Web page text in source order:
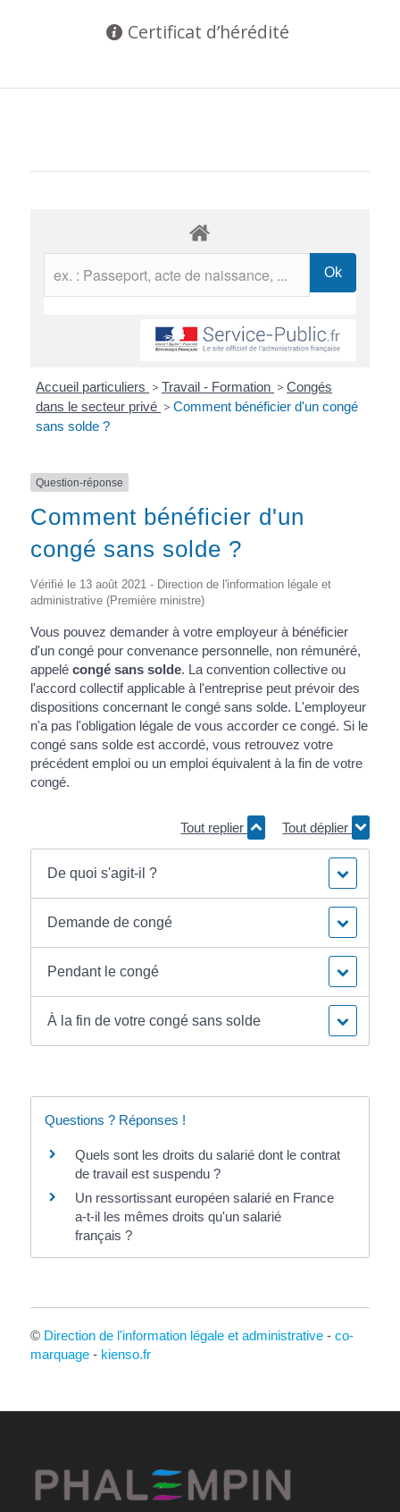
Certificat d’hérédité
Accueil particuliers > Travail - Formation > Congés
dans le secteur privé > Comment bénéficier d'un congé
sans solde ?
Question-réponse
Comment bénéficier d'un
congé sans solde ?
Vérifié le 13 août 2021 - Direction de l'information légale et
administrative (Première ministre)
Vous pouvez demander à votre employeur à bénéficier
d'un congé pour convenance personnelle, non rémunéré,
appelé congé sans solde. La convention collective ou
l'accord collectif applicable à l'entreprise peut prévoir des
dispositions concernant le congé sans solde. L'employeur
n'a pas l'obligation légale de vous accorder ce congé. Si le
congé sans solde est accordé, vous retrouvez votre
précédent emploi ou un emploi équivalent à la fin de votre
congé.
Tout replier Tout déplier
De quoi s'agit-il ?
Demande de congé
Pendant le congé
À la fin de votre congé sans solde
Questions ? Réponses !
Quels sont les droits du salarié dont le contrat
de travail est suspendu ?
Un ressortissant européen salarié en France
a-t-il les mêmes droits qu'un salarié
français ?
© Direction de l'information légale et administrative- co-
marquage- kienso.fr